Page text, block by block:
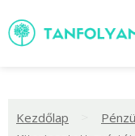
Kezdőlap